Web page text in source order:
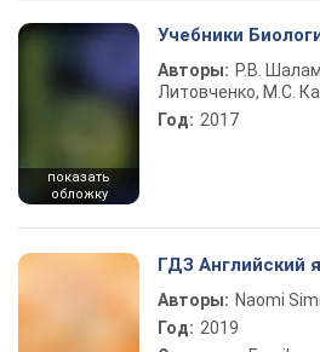
показать
обложку
Учебники
Авторы: Р.В.
Литовченко, М.С.
Год: 2017
ГДЗ Английский
Авторы: Naomi
Год: 2019